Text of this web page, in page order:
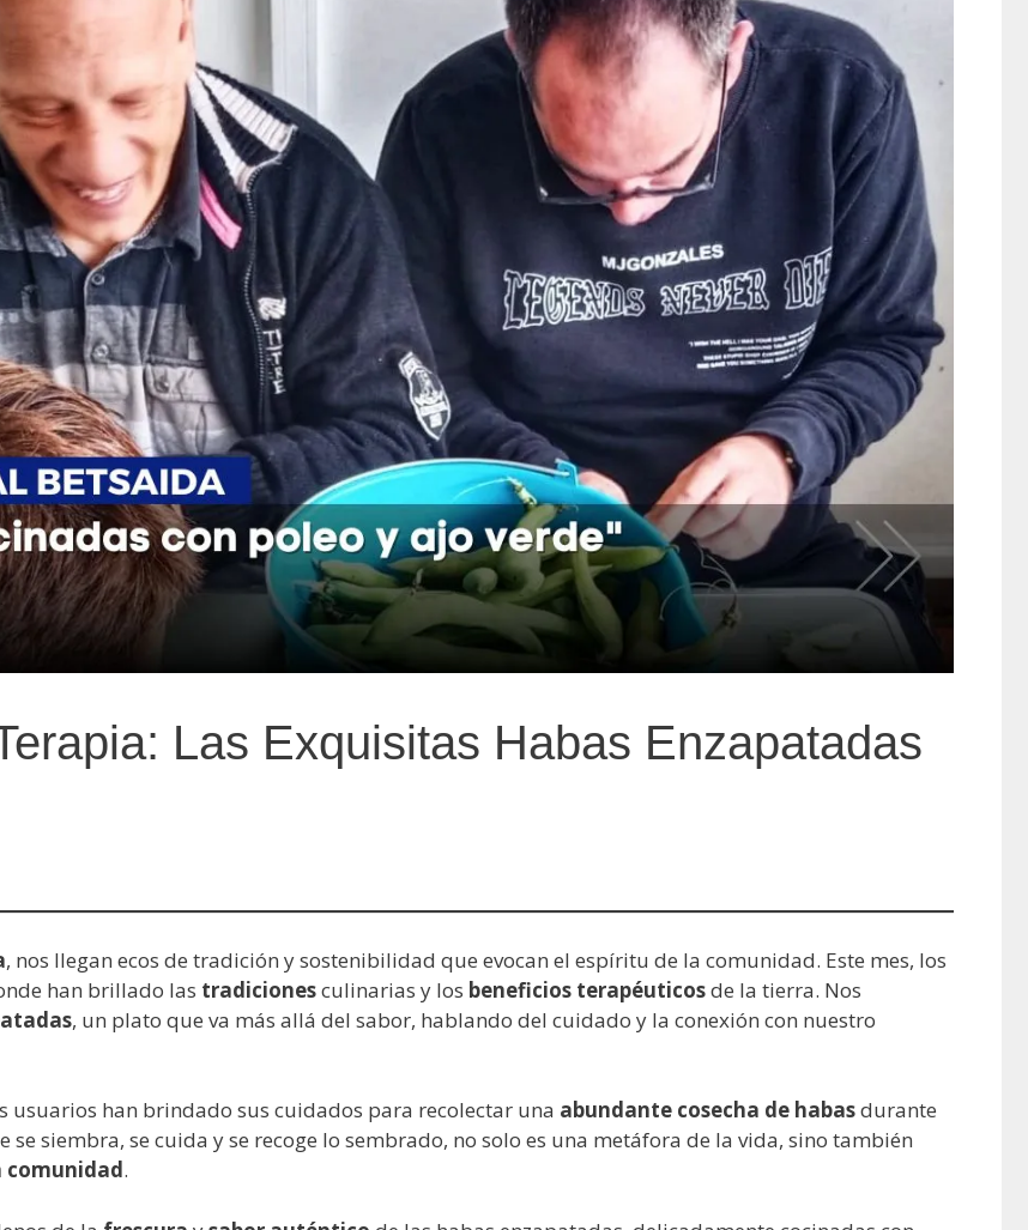
Las Exquisitas Habas Enzapatadas
, nos llegan ecos de tradición y sostenibilidad que evocan el espíritu de la comunidad. Este mes, los
han brillado las tradicionesculinarias y los beneficios terapéuticosde la tierra. Nos
, un plato que va más allá del sabor, hablando del cuidado y la conexión con nuestro
usuarios han brindado sus cuidados para recolectar una abundante cosecha de habasdurante
siembra, se cuida y se recoge lo sembrado, no solo es una metáfora de la vida, sino también
.